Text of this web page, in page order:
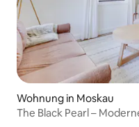
Wohnung in Moskau
The Black Pearl –